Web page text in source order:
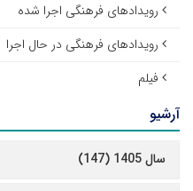
رویدادهای فرهنگی اجرا شده
رویدادهای فرهنگی در حال اجرا
فیلم
آرشیو
سال 1405 (147)